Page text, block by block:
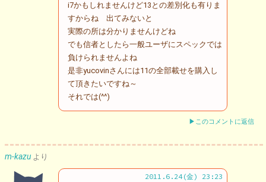
i7かもしれませんけど13との差別化も有りま
すからね 出てみないと
実際の所は分かりませんけどね
でも信者としたら一般ユーザにスペックでは
負けられませんよね
是非yucovinさんには11の全部載せを購入し
て頂きたいですね～
それでは(^^)
▶このコメントに返信
m-kazu より
2011.6.24(金) 23:23